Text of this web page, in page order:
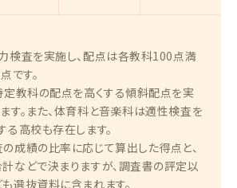
検査を実施し、配点は各教科100点満
です。
定教科の配点を高くする傾斜配点を実
す。また、体育科と音楽科は適性検査を
る高校も存在します。
成績の比率に応じて算出した得点と、
などで決まりますが、調査書の評定以
選抜資料に含まれます。